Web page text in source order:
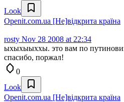
Look
Openit.com.ua [Не]відкрита країна
rosty Nov 28 2008 at 22:34
ыхыхыыххы. это вам по
спасибо, поржал!
0
Look
Openit.com.ua [Не]відкрита країна